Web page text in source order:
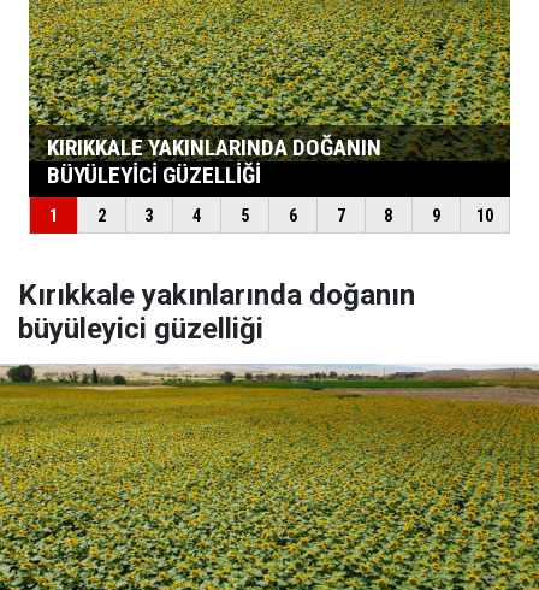
Kırıkkale yakınlarında doğanın
büyüleyici güzelliği